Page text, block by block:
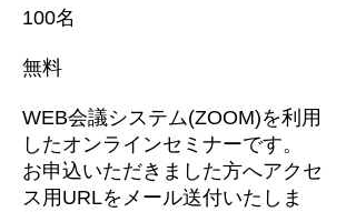
100名
無料
WEB会議システム(ZOOM)を利用
したオンラインセミナーです。
お申込いただきました方へアクセ
ス用URLをメール送付いたしま